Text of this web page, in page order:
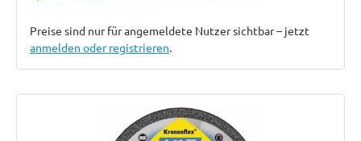
Preise sind nur für angemeldete Nutzer sichtbar – jetzt
anmelden oder registrieren.